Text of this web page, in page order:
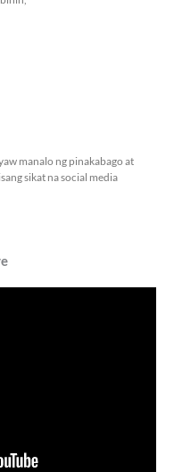
manalo ng pinakabago at
sikat na social media